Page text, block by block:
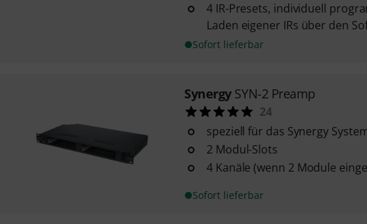
4 IR-Presets, individuell
Laden eigener IRs über den
Sofort lieferbar
Synergy SYN-2 Preamp
24
speziell für das Synergy
2 Modul-Slots
4 Kanäle (wenn 2 Module
Sofort lieferbar